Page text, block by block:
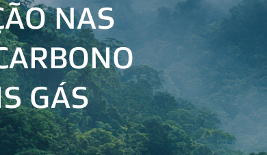
NAS
GÁS